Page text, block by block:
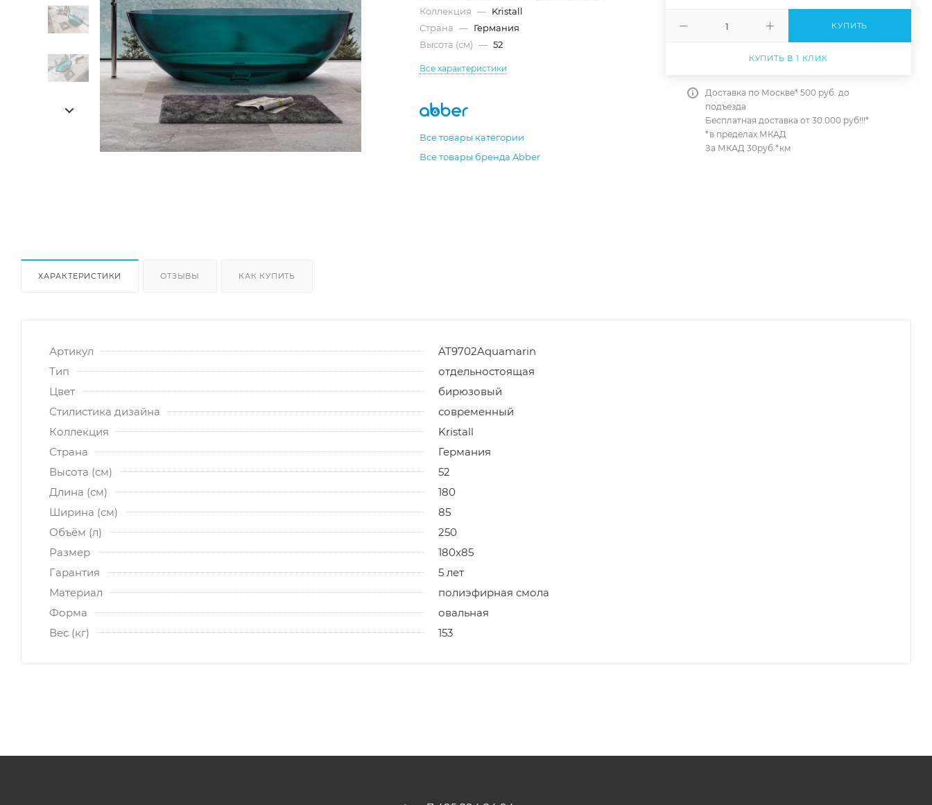
Коллекция — Kristall
Страна — Германия
Высота (см) — 52
Все характеристики
Все товары категории
Все товары бренда Abber
КУПИТЬ
КУПИТЬ В 1 КЛИК
Доставка по Москве* 500 руб. до
подъезда
Бесплатная доставка от 30.000 руб!!!*
*в пределах МКАД
За МКАД 30руб.*км
ХАРАКТЕРИСТИКИ ОТЗЫВЫ КАК КУПИТЬ
Артикул
AT9702Aquamarin
Тип
отдельностоящая
Цвет
бирюзовый
Стилистика дизайна
современный
Коллекция
Kristall
Страна
Германия
Высота (см)
52
Длина (см)
180
Ширина (см)
85
Объём (л)
250
Размер
180x85
Гарантия
5 лет
Материал
полиэфирная смола
Форма
овальная
Вес (кг)
153